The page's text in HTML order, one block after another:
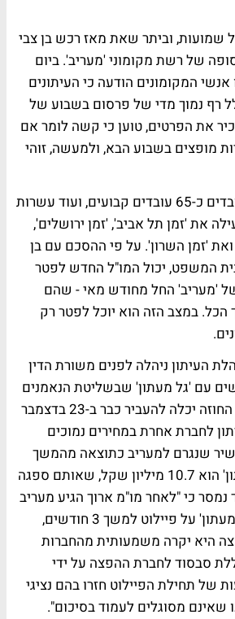
וביתר שאת מאז רכש בן צבי
של רשת מקומוני 'מעריב'. ביום
המקומונים הודעה כי העיתונים
רף נמוך מדי של פרסום בשבוע של
את הפרטים, טוען כי קשה לומר אם
מופצים בשבוע הבא, ולמעשה, זוהי
ברשת 'זמן מעריב' עובדים כ-65 עובדים קבועים, ועוד עשרות
את 'זמן תל אביב', 'זמן ירושלים',
ואת 'זמן השרון'. על פי ההסכם עם בן
המשפט, יכול המו"ל החדש לפטר
של 'מעריב' החל מחודש מאי - שהם
בסך הכל. במצב הזה הוא יוכל לפטר רק
העיתון ניהלה לפנים משורת הדין
4.5 חודשים עם 'גל מעתון' שבשליטת הנאמנים
וזאת למרות שעל פי החוזה יכלה להעביר כבר ב-23 בדצמבר
לחברת אחרת במחירים נמוכים
שנגרם למעריב כתוצאה מהמשך
ההפצה בידי 'גל מעתון' הוא 10.7 מיליון שקל, שאותם ספגה
כי "לאחר מו"מ ארוך הגיע מעריב
להסכם עם נציגי 'גל מעתון' על פיילוט למשך 3 חודשים,
היא יקרה משמעותית מהחברות
סבסוד לחברת ההפצה על ידי
לאחר 48 שעות של תחילת הפיילוט חזרו בהם נציגי
שאינם מסוגלים לעמוד בסיכום".